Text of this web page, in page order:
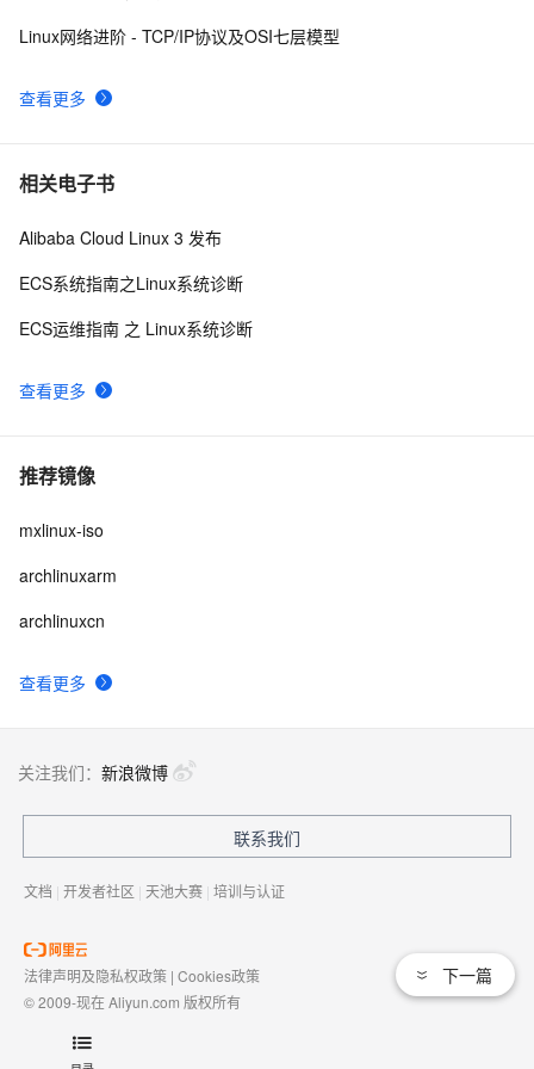
查看更多
Linux网络进阶 - TCP/IP协议及OSI七层模型
相关电子书
查看更多
Alibaba Cloud Linux 3 发布
ECS系统指南之Linux系统诊断
ECS运维指南 之 Linux系统诊断
推荐镜像
查看更多
mxlinux-iso
archlinuxarm
archlinuxcn
下一篇
关注我们： 新浪微博
联系我们
文档 | 开发者社区 | 天池大赛 | 培训与认证
法律声明及隐私权政策 | Cookies政策
© 2009-现在 Aliyun.com 版权所有
域名注册服务机构许可：